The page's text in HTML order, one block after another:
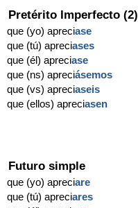
Pretérito Imperfecto (2)
que (yo) apreciase
que (tú) apreciases
que (él) apreciase
que (ns) apreciásemos
que (vs) apreciaseis
que (ellos) apreciasen
Futuro simple
que (yo) apreciare
que (tú) apreciares